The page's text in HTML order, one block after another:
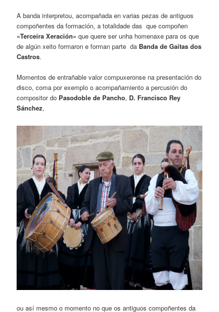
A banda interpretou, acompañada en varias pezas de antiguos
compoñentes da formación, a totalidade das que compoñen
«Terceira Xeración» que quere ser unha homenaxe para os que
de algún xeito formaron e forman parte da Banda de Gaitas dos
Castros.
Momentos de entrañable valor compuxeronse na presentación do
disco, coma por exemplo o acompañamiento a percusión do
compositor do Pasodoble de Pancho, D. Francisco Rey
Sánchez,
ou así mesmo o momento no que os antiguos compoñentes da